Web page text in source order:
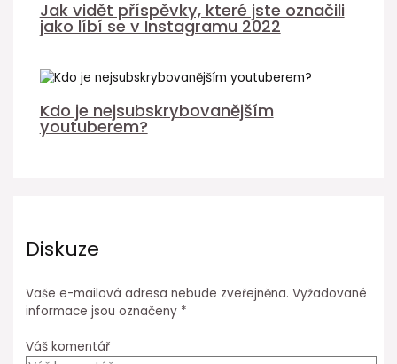
Jak vidět příspěvky, které jste označili
jako líbí se v Instagramu 2022
Kdo je nejsubskrybovanějším
youtuberem?
Diskuze
Vaše e-mailová adresa nebude zveřejněna. Vyžadované
informace jsou označeny *
Váš komentář